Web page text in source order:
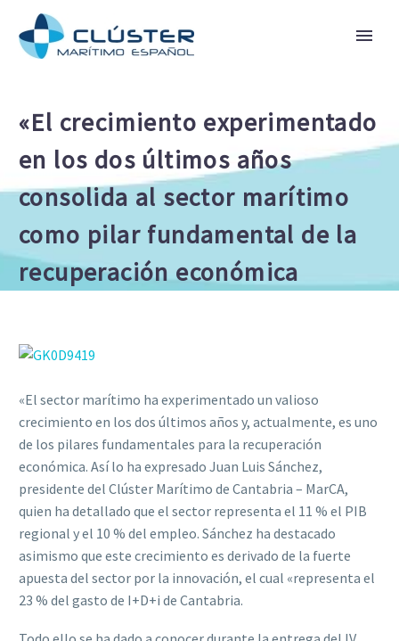
«El crecimiento experimentado
en los dos últimos años
consolida al sector marítimo
como pilar fundamental de la
recuperación económica
«El sector marítimo ha experimentado un valioso
crecimiento en los dos últimos años y, actualmente, es uno
de los pilares fundamentales para la recuperación
económica. Así lo ha expresado Juan Luis Sánchez,
presidente del Clúster Marítimo de Cantabria – MarCA,
quien ha detallado que el sector representa el 11 % el PIB
regional y el 10 % del empleo. Sánchez ha destacado
asimismo que este crecimiento es derivado de la fuerte
apuesta del sector por la innovación, el cual «representa el
23 % del gasto de I+D+i de Cantabria.